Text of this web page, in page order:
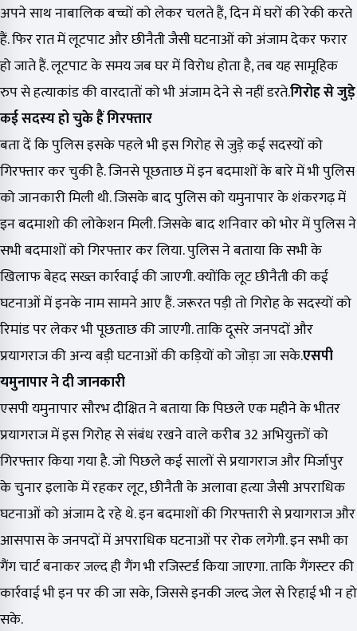
अपने साथ नाबालिक बच्चों को लेकर चलते हैं, दिन में घरों की रेकी करते
हैं. फिर रात में लूटपाट और छीनैती जैसी घटनाओं को अंजाम देकर फरार
हो जाते हैं. लूटपाट के समय जब घर में विरोध होता है, तब यह सामूहिक
रुप से हत्याकांड की वारदातों को भी अंजाम देने से नहीं डरते.गिरोह से जुड़े
कई सदस्य हो चुके हैं गिरफ्तार
बता दें कि पुलिस इसके पहले भी इस गिरोह से जुड़े कई सदस्यों को
गिरफ्तार कर चुकी है. जिनसे पूछताछ में इन बदमाशों के बारे में भी पुलिस
को जानकारी मिली थी. जिसके बाद पुलिस को यमुनापार के शंकरगढ़ में
इन बदमाशो की लोकेशन मिली. जिसके बाद शनिवार को भोर में पुलिस ने
सभी बदमाशों को गिरफ्तार कर लिया. पुलिस ने बताया कि सभी के
खिलाफ बेहद सख्त कार्रवाई की जाएगी. क्योंकि लूट छीनैती की कई
घटनाओं में इनके नाम सामने आए हैं. जरूरत पड़ी तो गिरोह के सदस्यों को
रिमांड पर लेकर भी पूछताछ की जाएगी. ताकि दूसरे जनपदों और
प्रयागराज की अन्य बड़ी घटनाओं की कड़ियों को जोड़ा जा सके.एसपी
यमुनापार ने दी जानकारी
एसपी यमुनापार सौरभ दीक्षित ने बताया कि पिछले एक महीने के भीतर
प्रयागराज में इस गिरोह से संबंध रखने वाले करीब 32 अभियुक्तों को
गिरफ्तार किया गया है. जो पिछले कई सालों से प्रयागराज और मिर्जापुर
के चुनार इलाके में रहकर लूट, छीनैती के अलावा हत्या जैसी अपराधिक
घटनाओं को अंजाम दे रहे थे. इन बदमाशों की गिरफ्तारी से प्रयागराज और
आसपास के जनपदों में अपराधिक घटनाओं पर रोक लगेगी. इन सभी का
गैंग चार्ट बनाकर जल्द ही गैंग भी रजिस्टर्ड किया जाएगा. ताकि गैंगस्टर की
कार्रवाई भी इन पर की जा सके, जिससे इनकी जल्द जेल से रिहाई भी न हो
सके.